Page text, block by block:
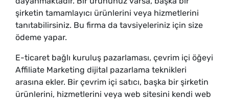
şirketin tamamlayıcı ürünlerini veya hizmetlerini
tanıtabilirsiniz. Bu firma da tavsiyeleriniz için size
ödeme yapar.
E-ticaret bağlı kuruluş pazarlaması, çevrim içi öğeyi
Affiliate Marketing dijital pazarlama teknikleri
arasına ekler. Bir çevrim içi satıcı, başka bir şirketin
ürünlerini, hizmetlerini veya web sitesini kendi web